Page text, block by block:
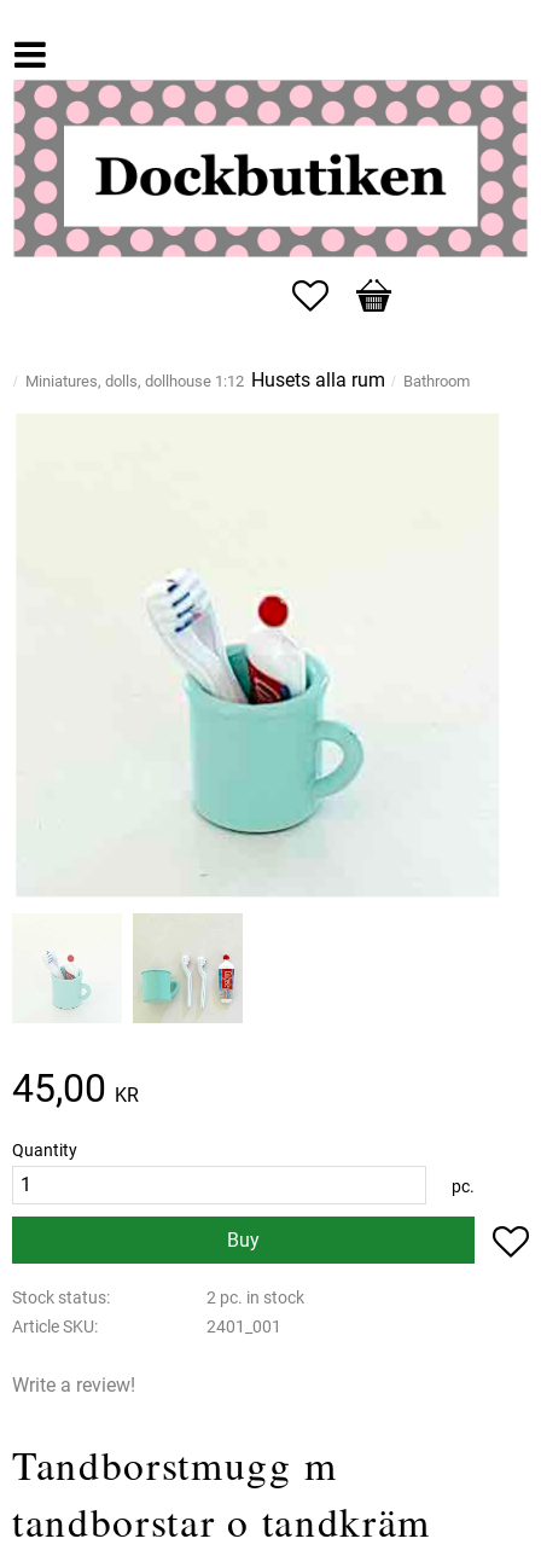
Favorites
Basket
Miniatures, dolls, dollhouse 1:12 Husets alla rum Bathroom
45,00 KR
Quantity
pc.
Buy
Stock status
2 pc. in stock
Article SKU
2401_001
Write a review!
Tandborstmugg m
tandborstar o tandkräm